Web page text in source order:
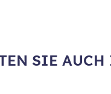
SIE AUCH